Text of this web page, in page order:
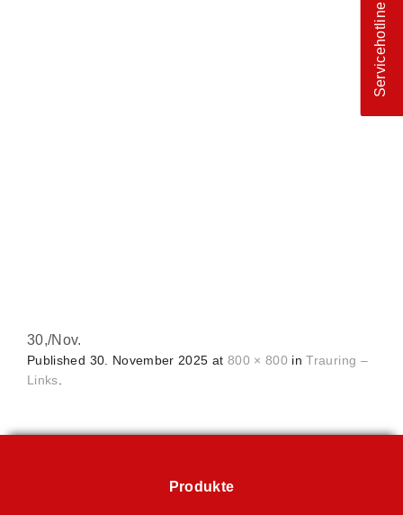
30,/Nov.
Published 30. November 2025 at 800 × 800 inTrauring –
Links.
Produkte
Servicehotline